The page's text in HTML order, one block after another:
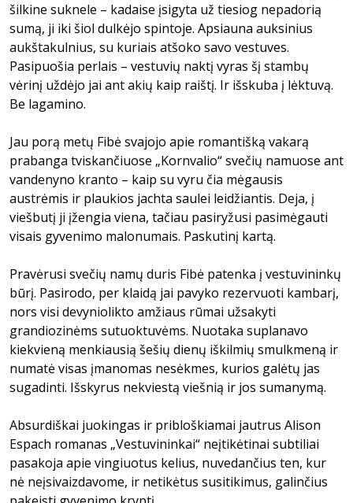
šilkine suknele – kadaise įsigyta už tiesiog nepadorią
sumą, ji iki šiol dulkėjo spintoje. Apsiauna auksinius
aukštakulnius, su kuriais atšoko savo vestuves.
Pasipuošia perlais – vestuvių naktį vyras šį stambų
vėrinį uždėjo jai ant akių kaip raištį. Ir išskuba į lėktuvą.
Be lagamino.
Jau porą metų Fibė svajojo apie romantišką vakarą
prabanga tviskančiuose „Kornvalio“ svečių namuose ant
vandenyno kranto – kaip su vyru čia mėgausis
austrėmis ir plaukios jachta saulei leidžiantis. Deja, į
viešbutį ji įžengia viena, tačiau pasiryžusi pasimėgauti
visais gyvenimo malonumais. Paskutinį kartą.
Pravėrusi svečių namų duris Fibė patenka į vestuvininkų
būrį. Pasirodo, per klaidą jai pavyko rezervuoti kambarį,
nors visi devyniolikto amžiaus rūmai užsakyti
grandiozinėms sutuoktuvėms. Nuotaka suplanavo
kiekvieną menkiausią šešių dienų iškilmių smulkmeną ir
numatė visas įmanomas nesėkmes, kurios galėtų jas
sugadinti. Išskyrus nekviestą viešnią ir jos sumanymą.
Absurdiškai juokingas ir pribloškiamai jautrus Alison
Espach romanas „Vestuvininkai“ neįtikėtinai subtiliai
pasakoja apie vingiuotus kelius, nuvedančius ten, kur
nė neįsivaizdavome, ir netikėtus susitikimus, galinčius